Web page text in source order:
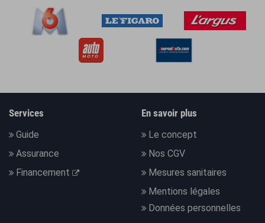
Services
Guide
Assurance
Financement
En savoir plus
Le concept
Nos CGV
Mesures sanitaires
Mentions légales
Données personnelles